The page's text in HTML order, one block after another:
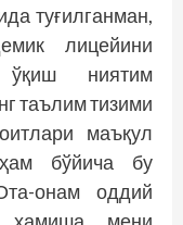
туғилганман,
лицейини
ниятим
таълим тизими
маъқул
бўйича бу
онам оддий